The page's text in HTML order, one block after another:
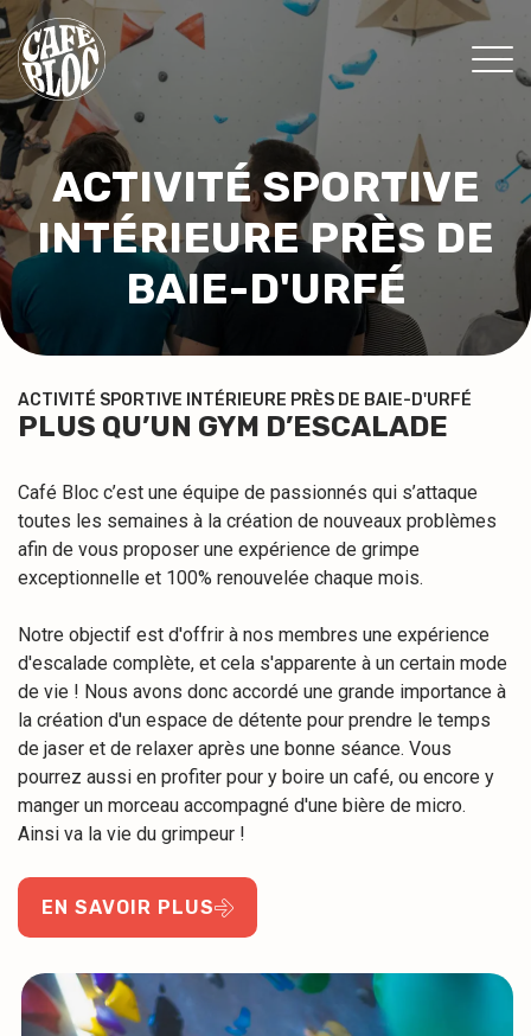
TARIFS
INFOS
ÉVÉNEMENTS & PROMOS
THÉRAPEUTES
CONTACT
CONSENTEMENT
EN
ACTIVITÉ SPORTIVE
INTÉRIEURE PRÈS DE
BAIE-D'URFÉ
ACTIVITÉ SPORTIVE INTÉRIEURE PRÈS DE BAIE-D'URFÉ
PLUS QU’UN GYM D’ESCALADE
Café Bloc c’est une équipe de passionnés qui s’attaque
toutes les semaines à la création de nouveaux problèmes
afin de vous proposer une expérience de grimpe
exceptionnelle et 100% renouvelée chaque mois.
Notre objectif est d'offrir à nos membres une expérience
d'escalade complète, et cela s'apparente à un certain mode
de vie ! Nous avons donc accordé une grande importance à
la création d'un espace de détente pour prendre le temps
de jaser et de relaxer après une bonne séance. Vous
pourrez aussi en profiter pour y boire un café, ou encore y
manger un morceau accompagné d'une bière de micro.
Ainsi va la vie du grimpeur !
EN SAVOIR PLUS